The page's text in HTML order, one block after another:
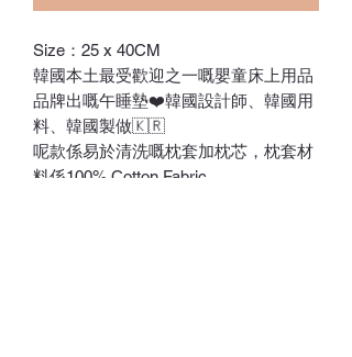
Size：25 x 40CM
韓國本土最受歡迎之一嘅嬰童床上用品
品牌出嘅午睡墊❤️韓國設計師、韓國用
料、韓國製做🇰🇷
呢款係易於清洗嘅枕套加枕芯，枕套材
料係100% Cotton Fabric